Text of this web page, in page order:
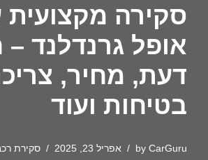
סקירה מקצועית
אופל גרנדלנד –
דעת, מחיר,
בטיחות ועוד
by CarGuru אפריל 23, 2025 סקירת